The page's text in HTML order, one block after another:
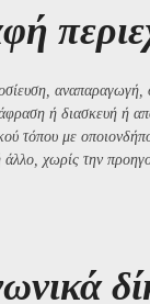
αναπαραγωγή,
ή διασκευή ή
τόπου με
χωρίς την